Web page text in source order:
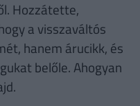
Hozzátette,
a visszaváltós
hanem árucikk, és
belőle. Ahogyan